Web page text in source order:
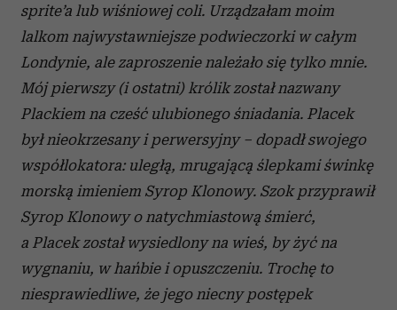
sprite’a lub wiśniowej coli. Urządzałam moim
lalkom najwystawniejsze podwieczorki w całym
Londynie, ale zaproszenie należało się tylko mnie.
Mój pierwszy (i ostatni) królik został nazwany
Plackiem na cześć ulubionego śniadania. Placek
był nieokrzesany i perwersyjny – dopadł swojego
współlokatora: uległą, mrugającą ślepkami świnkę
morską imieniem Syrop Klonowy. Szok przyprawił
Syrop Klonowy o natychmiastową śmierć,
a Placek został wysiedlony na wieś, by żyć na
wygnaniu, w hańbie i opuszczeniu. Trochę to
niesprawiedliwe, że jego niecny postępek